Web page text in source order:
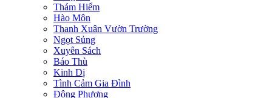
Thám Hiểm
Hào Môn
Thanh Xuân Vườn Trường
Ngọt Sủng
Xuyên Sách
Báo Thù
Kinh Dị
Tình Cảm Gia Đình
Đông Phương